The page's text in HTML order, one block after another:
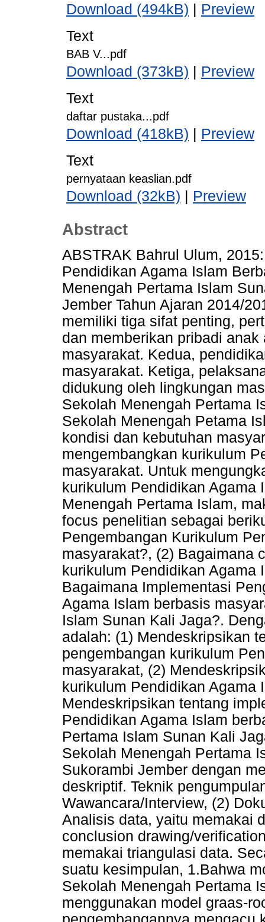
Download (494kB) | Preview
Text
BAB V...pdf
Download (373kB) | Preview
Text
daftar pustaka...pdf
Download (418kB) | Preview
Text
pernyataan keaslian.pdf
Download (32kB) | Preview
Abstract
ABSTRAK Bahrul Ulum,
Pendidikan Agama Islam
Menengah Pertama Islam
Jember Tahun Ajaran 2014/
memiliki tiga sifat penting,
dan memberikan pribadi
masyarakat. Kedua,
masyarakat. Ketiga,
didukung oleh lingkungan
Sekolah Menengah Pertama
Sekolah Menengah Petama
kondisi dan kebutuhan
mengembangkan kurikulum
masyarakat. Untuk
kurikulum Pendidikan Agama
Menengah Pertama Islam,
focus penelitian sebagai
Pengembangan Kurikulum
masyarakat?, (2) Bagaimana
kurikulum Pendidikan Agama
Bagaimana Implementasi
Agama Islam berbasis
Islam Sunan Kali Jaga?.
adalah: (1) Mendeskripsikan
pengembangan kurikulum
masyarakat, (2)
kurikulum Pendidikan Agama
Mendeskripsikan tentang
Pendidikan Agama Islam
Pertama Islam Sunan Kali
Sekolah Menengah Pertama
Sukorambi Jember dengan
deskriptif. Teknik
Wawancara/Interview, (2)
Analisis data, yaitu memakai
conclusion drawing/
memakai triangulasi data.
suatu kesimpulan, 1.Bahwa
Sekolah Menengah Pertama
menggunakan model graas-